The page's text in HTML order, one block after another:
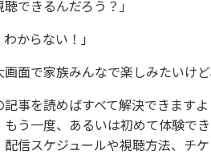
できるんだろう？」
からない！」
画面で家族みんなで楽しみたいけ
事を読めばすべて解決できます
う一度、あるいは初めて体験で
信スケジュールや視聴方法、チ